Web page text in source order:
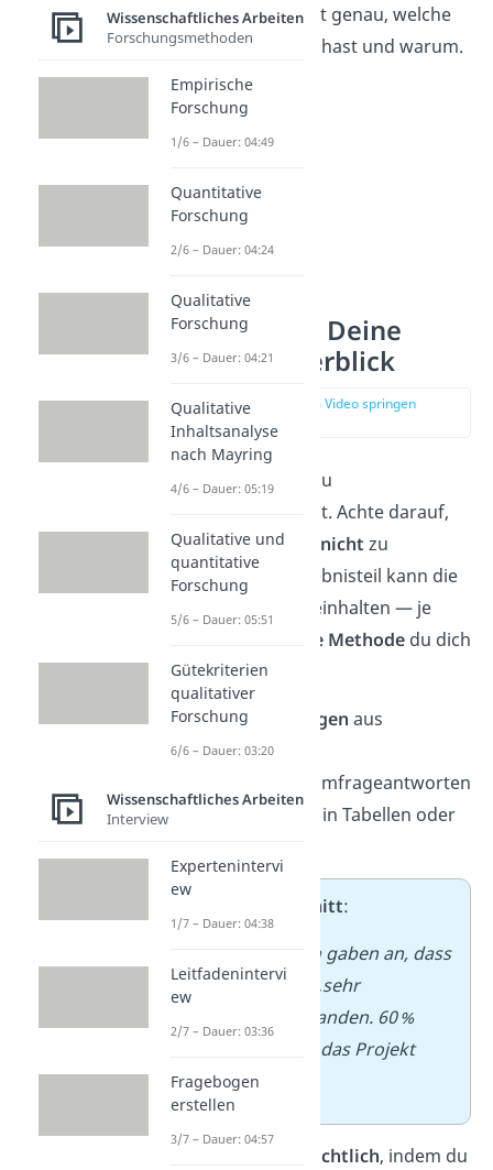
beschreibe möglichst genau, welche
Schritte du gemacht hast und warum.
Ergebnisse — Deine
Daten im Überblick
zur Stelle im Video springen
(03:11)
Jetzt zeigst du, was du
herausgefunden hast. Achte darauf,
die Ergebnisse noch nicht zu
bewerten! Dein Ergebnisteil kann die
folgenden Punkte beinhalten — je
welche Methodedu dich
entschieden hast:
Häufigste Aussagen aus
Interviews
von Umfrageantworten
in Tabellen oder
Beispielausschnitt:
75 % der Befragten gaben an, dass
sie das Thema als „sehr
interessant“ empfanden. 60 %
fühlten sich durch das Projekt
motiviert.
übersichtlich, indem du
Wissenschaftliches Arbeiten
Forschungsmethoden
Empirische
Forschung
1/6 – Dauer: 04:49
Quantitative
Forschung
2/6 – Dauer: 04:24
Qualitative
Forschung
3/6 – Dauer: 04:21
Qualitative
Inhaltsanalyse
nach Mayring
4/6 – Dauer: 05:19
Qualitative und
quantitative
Forschung
5/6 – Dauer: 05:51
Gütekriterien
qualitativer
Forschung
6/6 – Dauer: 03:20
Wissenschaftliches Arbeiten
Interview
Expertenintervi
ew
1/7 – Dauer: 04:38
Leitfadenintervi
ew
2/7 – Dauer: 03:36
Fragebogen
erstellen
3/7 – Dauer: 04:57